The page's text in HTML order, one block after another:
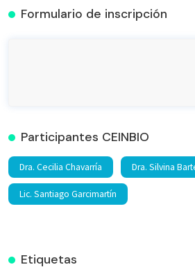
Formulario de inscripción
Participantes CEINBIO
Dra. Cecilia Chavarría Dra. Silvina
Lic. Santiago Garcimartín
Etiquetas